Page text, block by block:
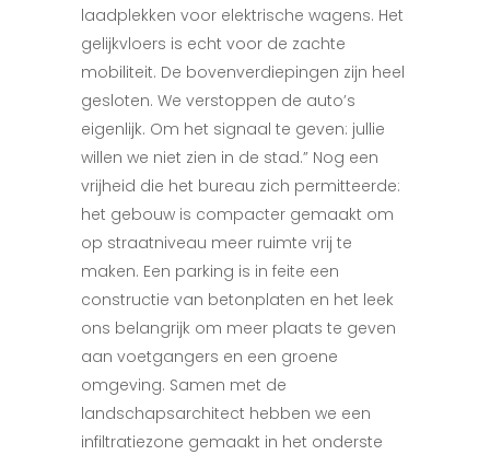
laadplekken voor elektrische wagens. Het
gelijkvloers is echt voor de zachte
mobiliteit. De bovenverdiepingen zijn heel
gesloten. We verstoppen de auto’s
eigenlijk. Om het signaal te geven: jullie
willen we niet zien in de stad.” Nog een
vrijheid die het bureau zich permitteerde:
het gebouw is compacter gemaakt om
op straatniveau meer ruimte vrij te
maken. Een parking is in feite een
constructie van betonplaten en het leek
ons belangrijk om meer plaats te geven
aan voetgangers en een groene
omgeving. Samen met de
landschapsarchitect hebben we een
infiltratiezone gemaakt in het onderste